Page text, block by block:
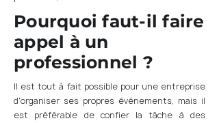
Pourquoi faut-il faire
appel à un
professionnel ?
Il est tout à fait possible pour une entreprise
d'organiser ses propres événements, mais il
est préférable de confier la tâche à des